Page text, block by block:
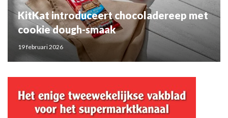
KitKat introduceert chocoladereep met
cookie dough-smaak
19 februari 2026